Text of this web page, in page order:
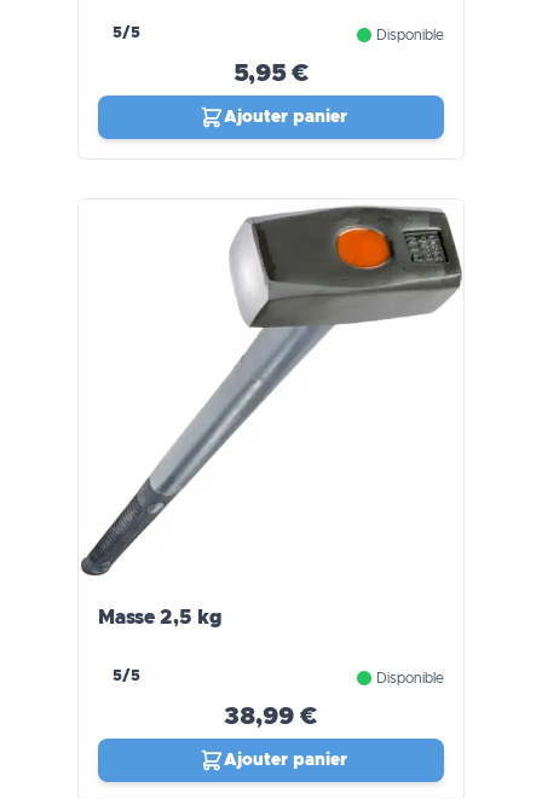
5/5 Disponible
5,95 €
Ajouter panier
Masse 2,5 kg
5/5 Disponible
38,99 €
Ajouter panier